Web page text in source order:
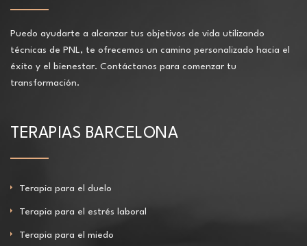
Puedo ayudarte a alcanzar tus objetivos de vida utilizando
técnicas de PNL, te ofrecemos un camino personalizado hacia el
éxito y el bienestar. Contáctanos para comenzar tu
transformación.
TERAPIAS BARCELONA
Terapia para el duelo
Terapia para el estrés laboral
Terapia para el miedo